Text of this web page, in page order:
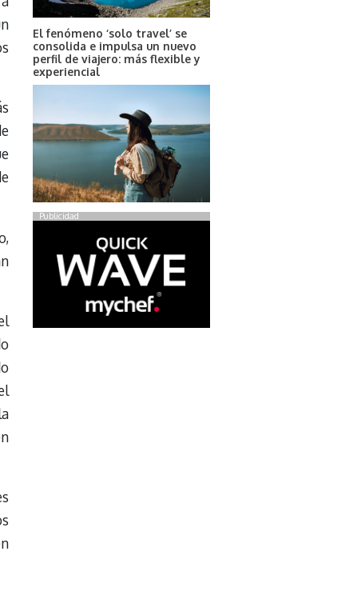
El fenómeno ‘solo travel’ se
consolida e impulsa un nuevo
perfil de viajero: más flexible y
experiencial
Publicidad